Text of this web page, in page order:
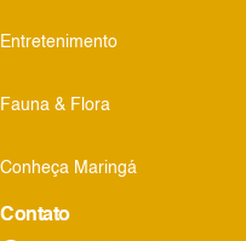
Entretenimento
Fauna & Flora
Conheça Maringá
Contato